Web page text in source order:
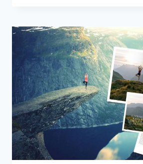
DEZEMBER
2024
–
AYURVEDA
UND